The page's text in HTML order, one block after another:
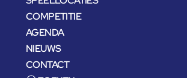
COMPETITIE
AGENDA
NIEUWS
CONTACT